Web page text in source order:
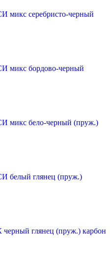
микс серебристо-черный
микс бордово-черный
микс бело-черный (пруж.)
белый глянец (пруж.)
глянец (пруж.) карбон